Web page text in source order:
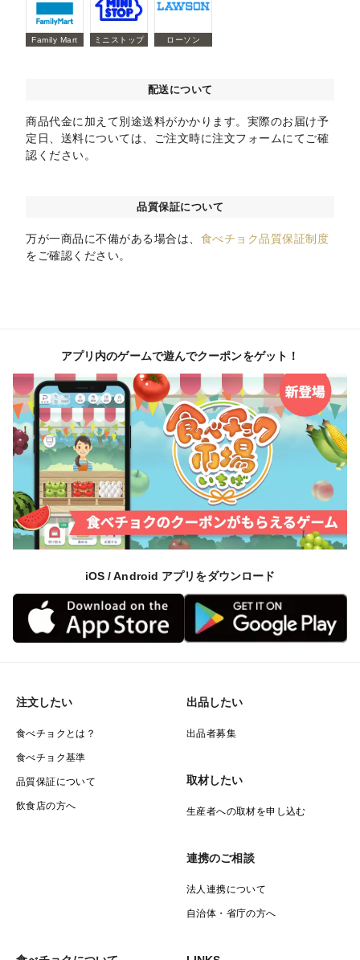
Family Mart ミニストップ ローソン
配送について
商品代金に加えて別途送料がかかります。実際のお届け予
定日、送料については、ご注文時に注文フォームにてご確
認ください。
品質保証について
万が一商品に不備がある場合は、 食べチョク品質保証制度
をご確認ください。
アプリ内のゲームで遊んでクーポンをゲット！
iOS / Android アプリをダウンロード
注文したい
食べチョクとは？
食べチョク基準
品質保証について
飲食店の方へ
出品したい
出品者募集
取材したい
生産者への取材を申し込む
連携のご相談
法人連携について
自治体・省庁の方へ